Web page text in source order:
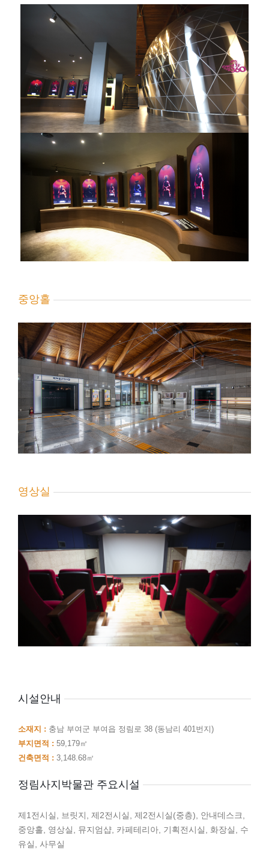
중앙홀
영상실
시설안내
소재지 : 충남 부여군 부여읍 정림로 38 (동남리 401번지)
부지면적 : 59,179㎡
건축면적 : 3,148.68㎡
정림사지박물관 주요시설
제1전시실, 브릿지, 제2전시실, 제2전시실(중층), 안내데스크,
중앙홀, 영상실, 뮤지엄샵, 카페테리아, 기획전시실, 화장실, 수
유실, 사무실